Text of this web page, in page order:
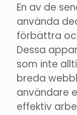
En av de
använda
förbättra
Dessa
som inte
breda
användare
effektiv